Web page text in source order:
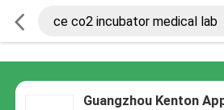
Guangzhou Kenton